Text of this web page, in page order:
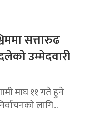
सत्तारुढ
उम्मेदवारी
माघ ११ गते हुने
लागि...